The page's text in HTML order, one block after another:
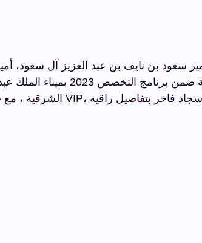
سعود بن نايف بن عبد العزيز آل سعود،
حفل توقيع عقود الخدمات البحرية ضمن